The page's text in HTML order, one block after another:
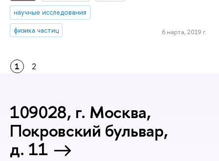
научные исследования
физика частиц
6 марта, 2019 г.
1 2
109028, г. Москва,
Покровский бульвар,
д. 11